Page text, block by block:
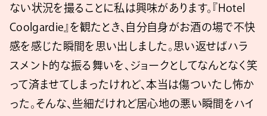
ない状況を撮ることに私は興味があります。『Hotel
Coolgardie』を観たとき、自分自身がお酒の場で不快
感を感じた瞬間を思い出しました。思い返せばハラ
スメント的な振る舞いを、ジョークとしてなんとなく笑
って済ませてしまったけれど、本当は傷ついたし怖か
った。そんな、些細だけれど居心地の悪い瞬間をハイ